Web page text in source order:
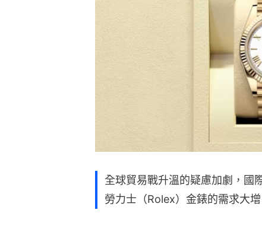
全球貿易戰升溫的疑慮加劇，國
勞力士（Rolex）金錶的需求大增